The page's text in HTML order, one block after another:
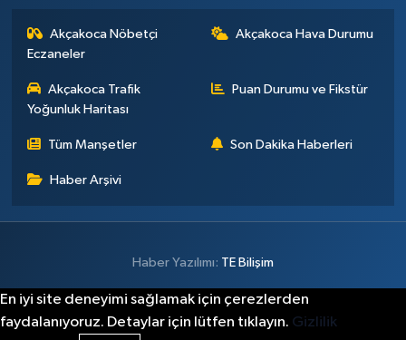
Akçakoca Nöbetçi
Eczaneler
Akçakoca Hava Durumu
Akçakoca Trafik
Yoğunluk Haritası
Puan Durumu ve Fikstür
Tüm Manşetler Son Dakika Haberleri
Haber Arşivi
Haber Yazılımı: TE Bilişim
En iyi site deneyimi sağlamak için çerezlerden
faydalanıyoruz. Detaylar için lütfen tıklayın. Gizlilik